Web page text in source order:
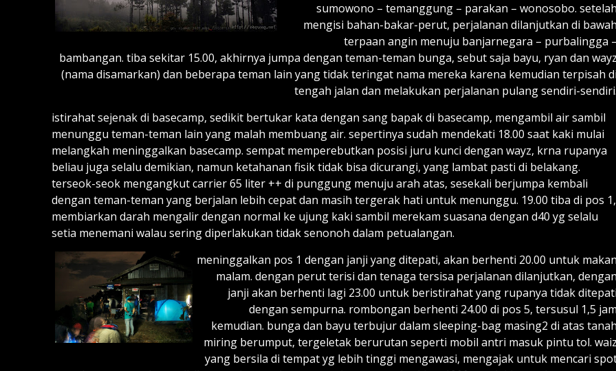
sumowono – temanggung – parakan – wonosobo. setelah
mengisi bahan-bakar-perut, perjalanan dilanjutkan di bawah
terpaan angin menuju banjarnegara – purbalingga –
bambangan. tiba sekitar 15.00, akhirnya jumpa dengan teman-teman bunga, sebut saja bayu, ryan dan wayz
(nama disamarkan) dan beberapa teman lain yang tidak teringat nama mereka karena kemudian terpisah di
tengah jalan dan melakukan perjalanan pulang sendiri-sendiri.
istirahat sejenak di basecamp, sedikit bertukar kata dengan sang bapak di basecamp, mengambil air sambil
menunggu teman-teman lain yang malah membuang air. sepertinya sudah mendekati 18.00 saat kaki mulai
melangkah meninggalkan basecamp. sempat memperebutkan posisi juru kunci dengan wayz, krna rupanya
beliau juga selalu demikian, namun ketahanan fisik tidak bisa dicurangi, yang lambat pasti di belakang.
terseok-seok mengangkut carrier 65 liter ++ di punggung menuju arah atas, sesekali berjumpa kembali
dengan teman-teman yang berjalan lebih cepat dan masih tergerak hati untuk menunggu. 19.00 tiba di pos 1,
membiarkan darah mengalir dengan normal ke ujung kaki sambil merekam suasana dengan d40 yg selalu
setia menemani walau sering diperlakukan tidak senonoh dalam petualangan.
meninggalkan pos 1 dengan janji yang ditepati, akan berhenti 20.00 untuk makan
malam. dengan perut terisi dan tenaga tersisa perjalanan dilanjutkan, dengan
janji akan berhenti lagi 23.00 untuk beristirahat yang rupanya tidak ditepati
dengan sempurna. rombongan berhenti 24.00 di pos 5, tersusul 1,5 jam
kemudian. bunga dan bayu terbujur dalam sleeping-bag masing2 di atas tanah
miring berumput, tergeletak berurutan seperti mobil antri masuk pintu tol. waiz
yang bersila di tempat yg lebih tinggi mengawasi, mengajak untuk mencari